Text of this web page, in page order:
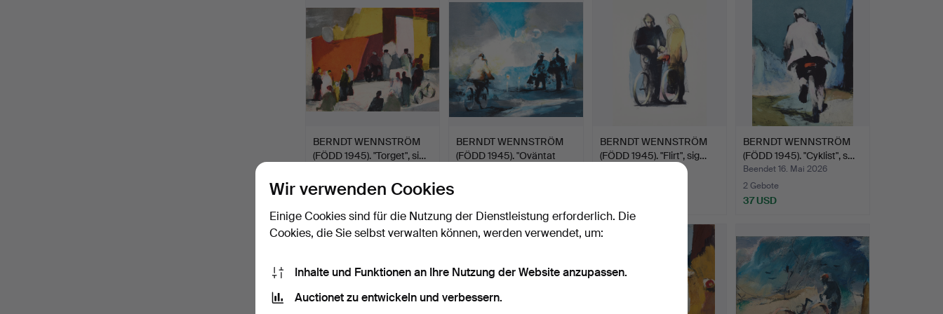
Objekt
BERNDT WENNSTRÖM
(FÖDD 1945). "Torget", si…
3 Gebote
BERNDT WENNSTRÖM
(FÖDD 1945). "Oväntat
BERNDT WENNSTRÖM
(FÖDD 1945). "Flirt", sig…
BERNDT WENNSTRÖM
(FÖDD 1945). "Cyklist", s…
Beendet 16. Mai 2026
2 Gebote
37 USD
Wir verwenden Cookies
Einige Cookies sind für die Nutzung der Dienstleistung erforderlich. Die
Cookies, die Sie selbst verwalten können, werden verwendet, um:
Inhalte und Funktionen an Ihre Nutzung der Website anzupassen.
Auctionet zu entwickeln und verbessern.